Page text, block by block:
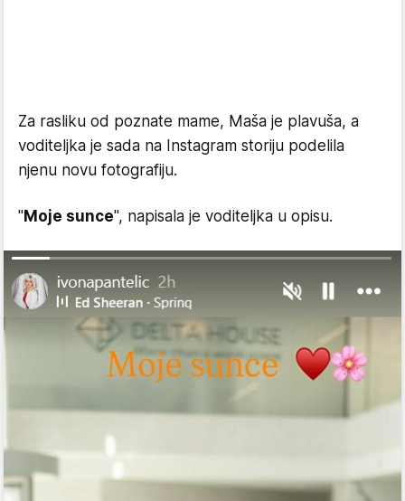
Za rasliku od poznate mame, Maša je plavuša, a
voditeljka je sada na Instagram storiju podelila
njenu novu fotografiju.
"Moje sunce", napisala je voditeljka u opisu.